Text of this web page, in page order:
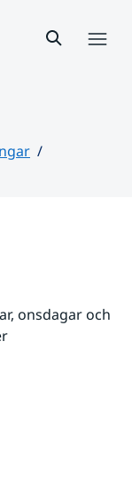
onsdagar och